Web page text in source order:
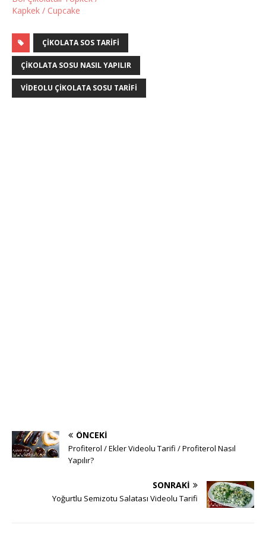
Kapkek / Cupcake
ÇIKOLATA SOS TARIFI
ÇIKOLATA SOSU NASIL YAPILIR
VIDEOLU ÇIKOLATA SOSU TARIFI
ÖNCEKI
Profiterol / Ekler Videolu Tarifi / Profiterol Nasıl
Yapılır?
SONRAKI
Yoğurtlu Semizotu Salatası Videolu Tarifi